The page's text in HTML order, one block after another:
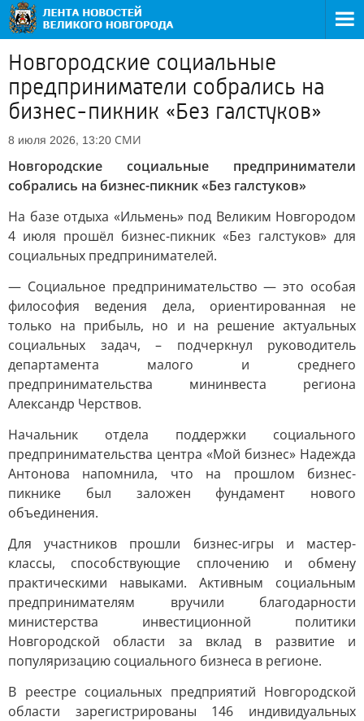
Новгородские социальные
предприниматели собрались на
бизнес-пикник «Без галстуков»
8 июля 2026, 13:20 СМИ
Новгородские социальные предприниматели
собрались на бизнес-пикник «Без галстуков»
На базе отдыха «Ильмень» под Великим Новгородом
4 июля прошёл бизнес-пикник «Без галстуков» для
социальных предпринимателей.
— Социальное предпринимательство — это особая
философия ведения дела, ориентированная не
только на прибыль, но и на решение актуальных
социальных задач, – подчеркнул руководитель
департамента малого и среднего
предпринимательства мининвеста региона
Александр Черствов.
Начальник отдела поддержки социального
предпринимательства центра «Мой бизнес» Надежда
Антонова напомнила, что на прошлом бизнес-
пикнике был заложен фундамент нового
объединения.
Для участников прошли бизнес-игры и мастер-
классы, способствующие сплочению и обмену
практическими навыками. Активным социальным
предпринимателям вручили благодарности
министерства инвестиционной политики
Новгородской области за вклад в развитие и
популяризацию социального бизнеса в регионе.
В реестре социальных предприятий Новгородской
области зарегистрированы 146 индивидуальных